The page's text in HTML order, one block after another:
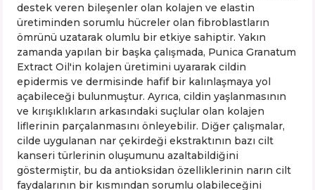
destek veren bileşenler olan kolajen ve elastin
üretiminden sorumlu hücreler olan fibroblastların
ömrünü uzatarak olumlu bir etkiye sahiptir. Yakın
zamanda yapılan bir başka çalışmada, Punica Granatum
Extract Oil'in kolajen üretimini uyararak cildin
epidermis ve dermisinde hafif bir kalınlaşmaya yol
açabileceği bulunmuştur. Ayrıca, cildin yaşlanmasının
ve kırışıklıkların arkasındaki suçlular olan kolajen
liflerinin parçalanmasını önleyebilir. Diğer çalışmalar,
cilde uygulanan nar çekirdeği ekstraktının bazı cilt
kanseri türlerinin oluşumunu azaltabildiğini
göstermiştir, bu da antioksidan özelliklerinin narın cilt
faydalarının bir kısmından sorumlu olabileceğini